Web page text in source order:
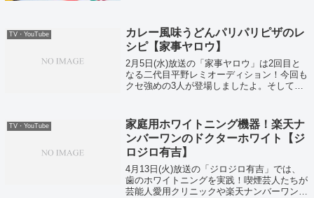
TV・YouTube
カレー風味うどんパリパリピザのレ
シピ【家事ヤロウ】
2月5日(水)放送の「家事ヤロウ」は2回目と
なる二代目平野レミオーディション！今回も
クセ強めの3人が登場しましたよ。そして今
のレシピを披露してくれました。うどん...
TV・YouTube
家庭用ホワイトニング機器！楽天ナ
ンバーワンのドクターホワイト【ジ
ロジロ有吉】
4月13日(火)放送の「ジロジロ有吉」では、
歯のホワイトニングを実践！喫煙芸人たちが
芸能人愛用クリニックや楽天ナンバーワン商